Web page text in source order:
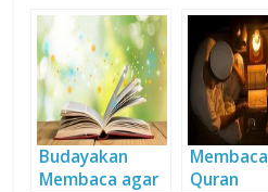
Budayakan
Membaca agar
Membaca
Quran